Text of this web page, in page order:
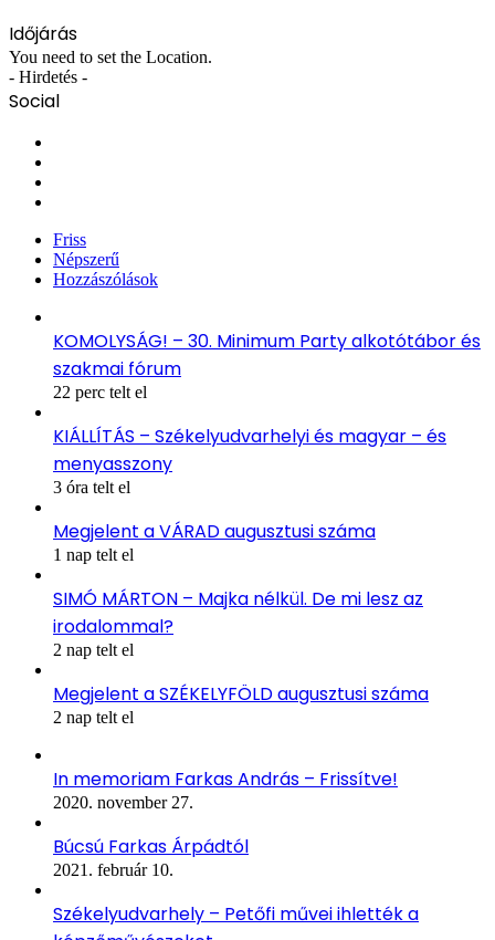
Időjárás
You need to set the Location.
- Hirdetés -
Social
Friss
Népszerű
Hozzászólások
KOMOLYSÁG! – 30. Minimum Party alkotótábor és
szakmai fórum
22 perc telt el
KIÁLLÍTÁS – Székelyudvarhelyi és magyar – és
menyasszony
3 óra telt el
Megjelent a VÁRAD augusztusi száma
1 nap telt el
SIMÓ MÁRTON – Majka nélkül. De mi lesz az
irodalommal?
2 nap telt el
Megjelent a SZÉKELYFÖLD augusztusi száma
2 nap telt el
In memoriam Farkas András – Frissítve!
2020. november 27.
Búcsú Farkas Árpádtól
2021. február 10.
Székelyudvarhely – Petőfi művei ihlették a